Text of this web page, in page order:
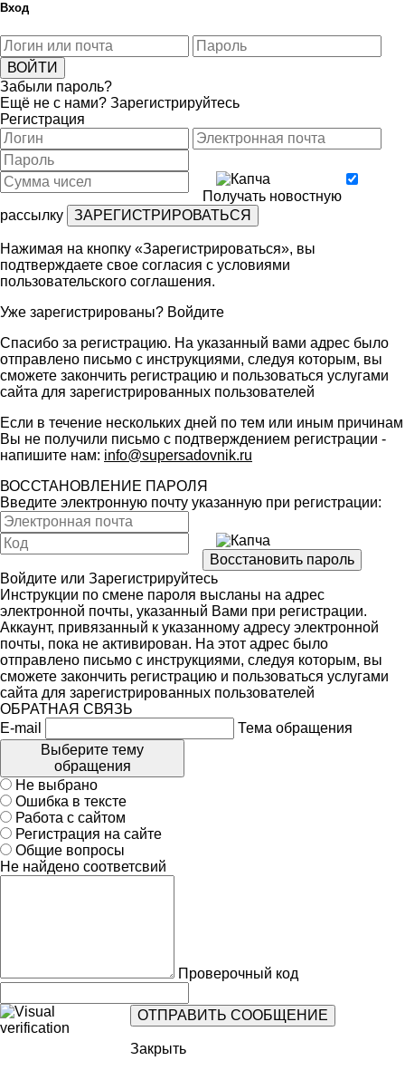
Вход
Забыли пароль?
Ещё не с нами? Зарегистрируйтесь
Регистрация
Получать новостную
рассылку
Нажимая на кнопку «Зарегистрироваться», вы
подтверждаете свое согласия с условиями
пользовательского соглашения.
Уже зарегистрированы? Войдите
Спасибо за регистрацию. На указанный вами адрес было
отправлено письмо с инструкциями, следуя которым, вы
сможете закончить регистрацию и пользоваться услугами
сайта для зарегистрированных пользователей
Если в течение нескольких дней по тем или иным причинам
Вы не получили письмо с подтверждением регистрации -
напишите нам: info@supersadovnik.ru
ВОССТАНОВЛЕНИЕ ПАРОЛЯ
Введите электронную почту указанную при регистрации:
Войдите или Зарегистрируйтесь
Инструкции по смене пароля высланы на адрес
электронной почты, указанный Вами при регистрации.
Аккаунт, привязанный к указанному адресу электронной
почты, пока не активирован. На этот адрес было
отправлено письмо с инструкциями, следуя которым, вы
сможете закончить регистрацию и пользоваться услугами
сайта для зарегистрированных пользователей
ОБРАТНАЯ СВЯЗЬ
E-mail
Тема обращения
Выберите тему
обращения
Не выбрано
Ошибка в тексте
Работа с сайтом
Регистрация на сайте
Общие вопросы
Не найдено соответсвий
Проверочный код
Закрыть